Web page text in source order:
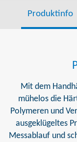
Produktinfo
Mit dem
mühelos die
Polymeren und
ausgeklügeltes
Messablauf und